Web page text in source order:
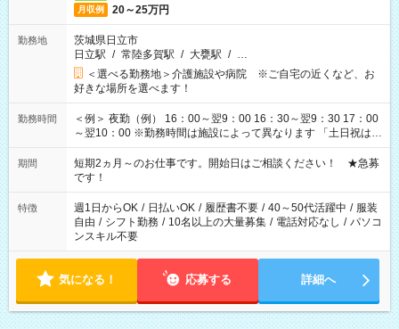
月収例 20～25万円
勤務地
茨城県日立市
日立駅 / 常陸多賀駅 / 大甕駅 / …
＜選べる勤務地＞介護施設や病院 ※ご自宅の近くなど、お
好きな場所を選べます！
勤務時間
＜例＞ 夜勤（例） 16：00～翌9：00 16：30～翌9：30 17：00
～翌10：00 ※勤務時間は施設によって異なります 「土日祝は休
みたい」 「しっかり稼ぎたい」 「もう少し遅い時間から始めた
い」など ご希望にあったお仕事をご案内いたします。 ※未経験
の方の場合は1～2ヶ月間は日中での仕事を経験いただき、 お
仕事に慣れてからの夜勤になります。 ★家庭の都合でお休みが
必要な場合も遠慮なくご相談ください。
期間
短期2ヵ月～のお仕事です。開始日はご相談ください！ ★急募
です！
特徴 週1日からOK / 日払いOK / 履歴書不要 / 40～50代活躍中 / 服装
自由 / シフト勤務 / 10名以上の大量募集 / 電話対応なし / パソコ
ンスキル不要
気になる！ 応募する 詳細へ